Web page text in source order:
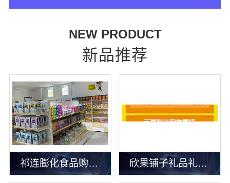
NEW PRODUCT
新品推荐
祁连膨化食品购买套餐有优惠吗 欣果铺子礼品礼盒 大牌品质后顾无忧